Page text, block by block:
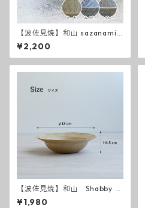
【波佐見焼】和山 sazanami
新色 平碗
¥2,200
【波佐見焼】和山 Shabby c
hic style ボウル中
¥1,980